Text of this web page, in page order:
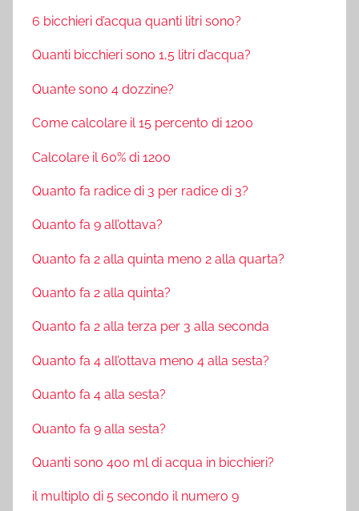
6 bicchieri d’acqua quanti litri sono?
Quanti bicchieri sono 1,5 litri d’acqua?
Quante sono 4 dozzine?
Come calcolare il 15 percento di 1200
Calcolare il 60% di 1200
Quanto fa radice di 3 per radice di 3?
Quanto fa 9 all’ottava?
Quanto fa 2 alla quinta meno 2 alla quarta?
Quanto fa 2 alla quinta?
Quanto fa 2 alla terza per 3 alla seconda
Quanto fa 4 all’ottava meno 4 alla sesta?
Quanto fa 4 alla sesta?
Quanto fa 9 alla sesta?
Quanti sono 400 ml di acqua in bicchieri?
il multiplo di 5 secondo il numero 9